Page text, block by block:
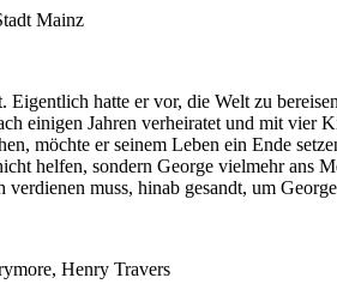
Mainz
hatte er vor, die Welt zu
einigen Jahren verheiratet und mit vier
möchte er seinem Leben ein Ende
helfen, sondern George vielmehr ans
muss, hinab gesandt, um
Henry Travers